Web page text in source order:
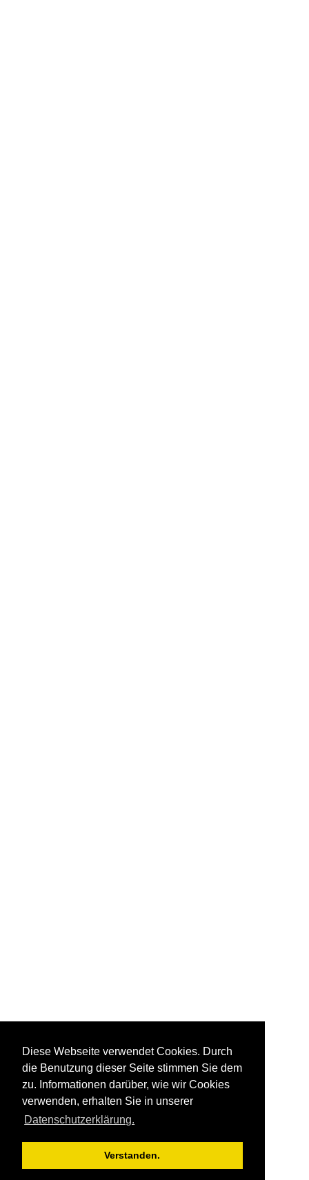
Diese Webseite verwendet Cookies. Durch
die Benutzung dieser Seite stimmen Sie dem
zu. Informationen darüber, wie wir Cookies
verwenden, erhalten Sie in unserer
Datenschutzerklärung.
Verstanden.